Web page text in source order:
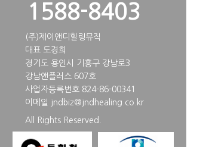
1588-8403
(주)제이앤디힐링뮤직
대표 도경희
경기도 용인시 기흥구 강남로3
강남앤플러스 607호
사업자등록번호 824-86-00341
이메일 jndbiz@jndhealing.co.kr
All Rights Reserved.